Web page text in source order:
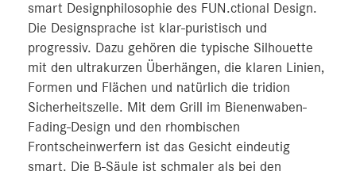
smart Designphilosophie des FUN.ctional Design.
Die Designsprache ist klar-puristisch und
progressiv. Dazu gehören die typische Silhouette
mit den ultrakurzen Überhängen, die klaren Linien,
Formen und Flächen und natürlich die tridion
Sicherheitszelle. Mit dem Grill im Bienenwaben-
Fading-Design und den rhombischen
Frontscheinwerfern ist das Gesicht eindeutig
smart. Die B‑Säule ist schmaler als bei den